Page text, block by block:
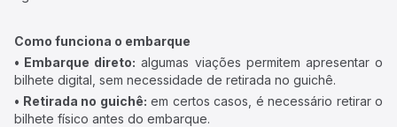
Como funciona o embarque
• Embarque direto: algumas viações permitem apresentar o
bilhete digital, sem necessidade de retirada no guichê.
• Retirada no guichê: em certos casos, é necessário retirar o
bilhete físico antes do embarque.